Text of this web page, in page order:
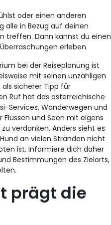
oder einen anderen
alle in Bezug auf deinen
treffen. Dann kannst du einen
erleben.
bei der Reiseplanung ist
mit seinen unzähligen
sicherer Tipp für
Ruf hat das österreichische
Services, Wanderwegen und
und Seen mit eigens
verdanken. Anders sieht es
an vielen Stränden nicht
ist. Informiere dich daher
Bestimmungen des Zielorts,
prägt die